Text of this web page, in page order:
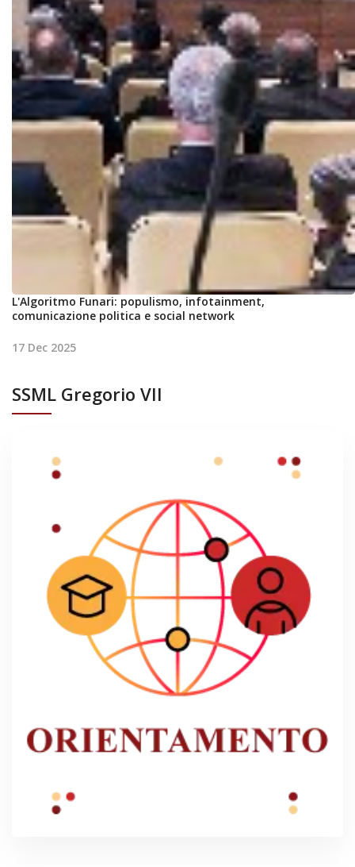
L'Algoritmo Funari: populismo, infotainment,
comunicazione politica e social network
17 Dec 2025
SSML Gregorio VII